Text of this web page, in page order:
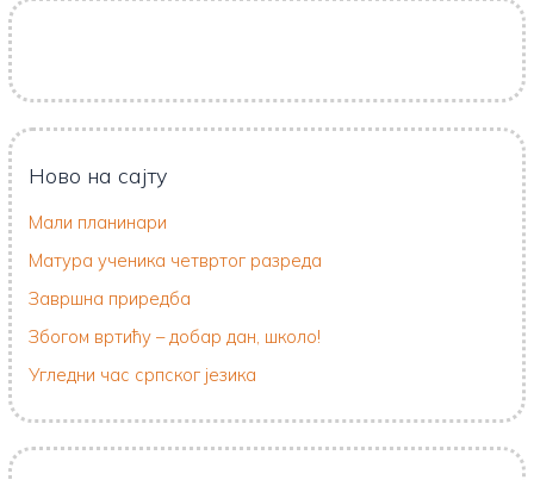
Ново на сајту
Мали планинари
Матура ученика четвртог разреда
Завршна приредба
Збогом вртићу – добар дан, школо!
Угледни час српског језика